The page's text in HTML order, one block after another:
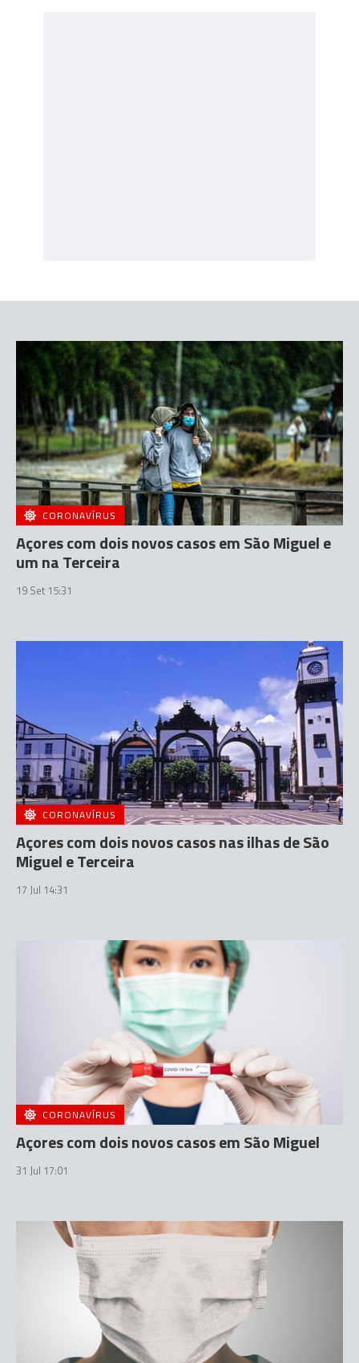
CORONAVÍRUS
Açores com dois novos casos em São Miguel e
um na Terceira
19 Set 15:31
CORONAVÍRUS
Açores com dois novos casos nas ilhas de São
Miguel e Terceira
17 Jul 14:31
CORONAVÍRUS
Açores com dois novos casos em São Miguel
31 Jul 17:01